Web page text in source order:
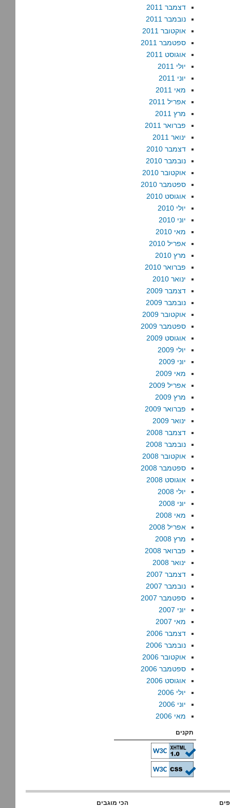
דצמבר 2011
נובמבר 2011
אוקטובר 2011
ספטמבר 2011
אוגוסט 2011
יולי 2011
יוני 2011
מאי 2011
אפריל 2011
מרץ 2011
פברואר 2011
ינואר 2011
דצמבר 2010
נובמבר 2010
אוקטובר 2010
ספטמבר 2010
אוגוסט 2010
יולי 2010
יוני 2010
מאי 2010
אפריל 2010
מרץ 2010
פברואר 2010
ינואר 2010
דצמבר 2009
נובמבר 2009
אוקטובר 2009
ספטמבר 2009
אוגוסט 2009
יולי 2009
יוני 2009
מאי 2009
אפריל 2009
מרץ 2009
פברואר 2009
ינואר 2009
דצמבר 2008
נובמבר 2008
אוקטובר 2008
ספטמבר 2008
אוגוסט 2008
יולי 2008
יוני 2008
מאי 2008
אפריל 2008
מרץ 2008
פברואר 2008
ינואר 2008
דצמבר 2007
נובמבר 2007
ספטמבר 2007
יוני 2007
מאי 2007
דצמבר 2006
נובמבר 2006
אוקטובר 2006
ספטמבר 2006
אוגוסט 2006
יולי 2006
יוני 2006
מאי 2006
תקנים
הכי מוגבים